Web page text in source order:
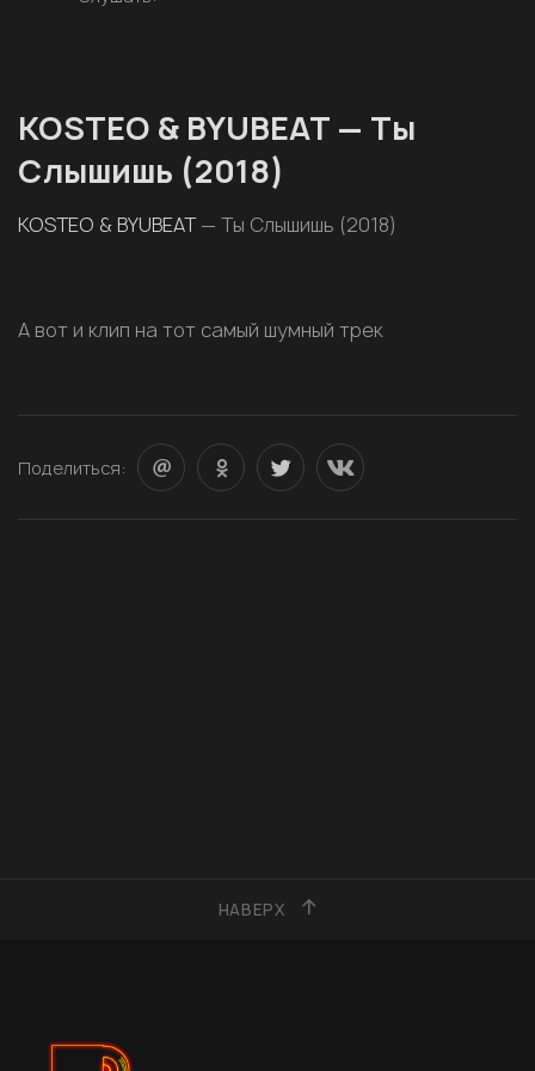
KOSTEO & BYUBEAT — Ты
Слышишь (2018)
KOSTEO & BYUBEAT— Ты Слышишь (2018)
А вот и клип на тот самый шумный трек
Поделиться:
НАВЕРХ